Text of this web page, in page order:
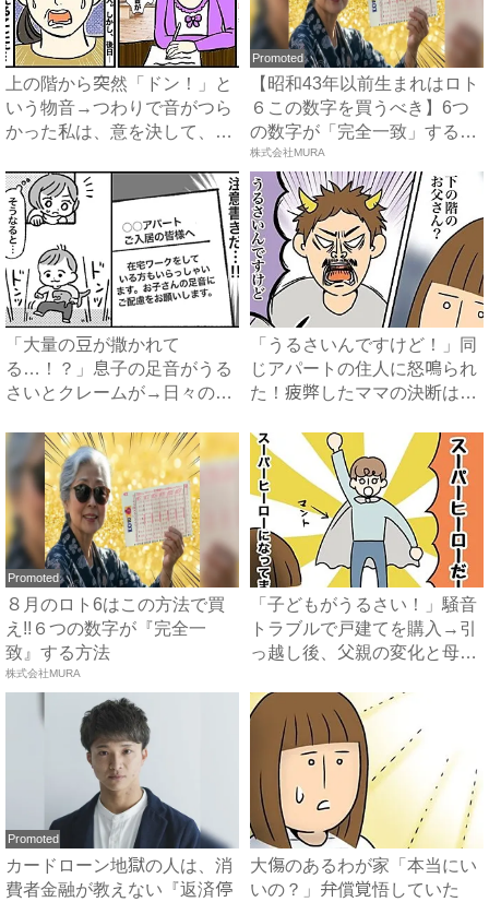
上の階から突然「ドン！」と
いう物音→つわりで音がつら
かった私は、意を決して、手
Promoted
【昭和43年以前生まれはロト
６この数字を買うべき】6つ
の数字が「完全一致」する
方...
株式会社MURA
「大量の豆が撒かれて
る…！？」息子の足音がうる
さいとクレームが→日々の嫌
「うるさいんですけど！」同
じアパートの住人に怒鳴られ
た！疲弊したママの決断は？
Promoted
８月のロト6はこの方法で買
え!!６つの数字が『完全一
致』する方法
株式会社MURA
「子どもがうるさい！」騒音
トラブルで戸建てを購入→引
っ越し後、父親の変化と母親
Promoted
カードローン地獄の人は、消
費者金融が教えない『返済停
大傷のあるわが家「本当にい
いの？」弁償覚悟していた